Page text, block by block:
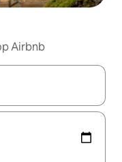
Airbnb
maak je een keuze